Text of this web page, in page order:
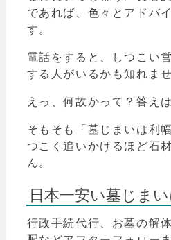
であれば、色々とアドバ
す。
電話をすると、しつこい
する人がいるかも知れま
えっ、何故かって？答え
そもそも「墓じまいは利
つこく追いかけるほど石
ん。
日本一安い墓じま
行政手続代行、お墓の解